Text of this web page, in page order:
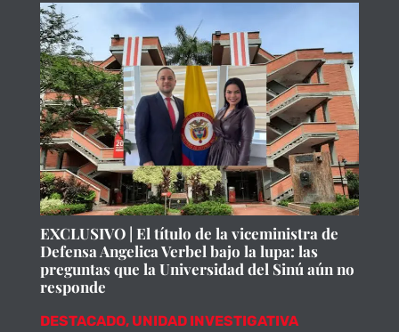
EXCLUSIVO | El título de la viceministra de
Defensa Angelica Verbel bajo la lupa: las
preguntas que la Universidad del Sinú aún no
responde
DESTACADO, UNIDAD INVESTIGATIVA